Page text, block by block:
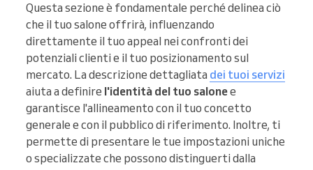
Questa sezione è fondamentale perché delinea ciò
che il tuo salone offrirà, influenzando
direttamente il tuo appeal nei confronti dei
potenziali clienti e il tuo posizionamento sul
mercato. La descrizione dettagliata dei tuoi servizi
aiuta a definire l'identità del tuo salonee
garantisce l'allineamento con il tuo concetto
generale e con il pubblico di riferimento. Inoltre, ti
permette di presentare le tue impostazioni uniche
o specializzate che possono distinguerti dalla